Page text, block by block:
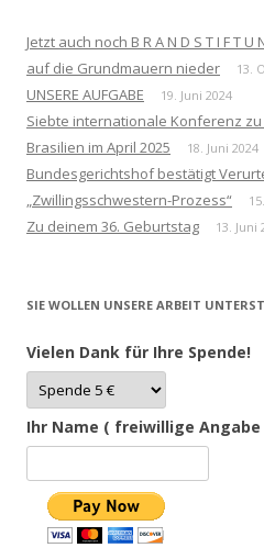
Jetzt auch noch B R A N D S T I F T
auf die Grundmauern nieder
13.
UNSERE AUFGABE 19. Juni 2024
Siebte internationale Konferenz zu
Brasilien im April 2025
18. Juni 2024
Bundesgerichtshof bestätigt
„Zwillingsschwestern-Prozess“
Zu deinem 36. Geburtstag 13. Juni
SIE WOLLEN UNSERE ARBEIT
Vielen Dank für Ihre Spende!
Ihr Name ( freiwillige Angabe